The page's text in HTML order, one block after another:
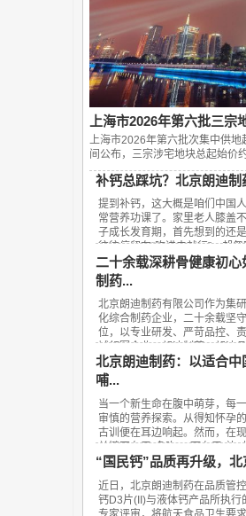
上海市2026年第六批三宗
上海市2026年第六批次集中供
间公布，‌三宗涉宅地块总起始价
补钙总踩坑？北京朗迪
提到补钙，这大概是咱们中国
常营养功课了。家里老人膝盖
子成长发育期，首先想到的还
往往停留在“吃进去就行”，却忽
二十余载深耕骨健康初
制药...
北京朗迪制药有限公司作为集
化综合制药企业，二十余载坚
位，以专业研发、严苛品控、
域领军企业，朗迪制药、朗迪
北京朗迪制药：以适合
哺...
当一个新生命在腹中萌芽，每
审慎的营养探索。从得知怀孕
古训便在耳边响起。然而，在
关键不在于“多吃”，而在于“补
“国民钙”品质再升级，
近日，北京朗迪制药在品质管
钙D3片(II)与液体钙产品所执